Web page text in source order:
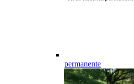
permanente